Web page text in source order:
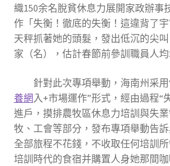
織150余名脫貧休息力展開家政辦事
作「失衡！徹底的失衡！這違背了
天秤抓著她的頭髮，發出低沉的尖
家（名），估計春節前參訓職員人均
針對此次專項舉動，海南州采
養網 入+市場運作”形式，經由過程“
進戶，摸排農牧區休息力培訓與失
牧、工會等部分，發布專項舉動告
全部旅程不花錢，不收取任何培訓
培訓時代的食宿并購置人身她那間